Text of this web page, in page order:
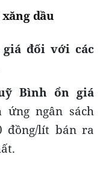
dầu
đối với các
Bình ổn giá
ngân sách
đồng/lít bán ra